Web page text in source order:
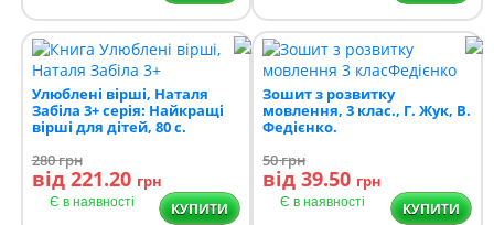
Улюблені вірші, Наталя
Забіла 3+ серія: Найкращі
вірші для дітей, 80 с.
280грн
від 221.20 грн
Є в наявності КУПИТИ
Зошит з розвитку
мовлення, 3 клас., Г. Жук, В.
Федієнко.
50грн
від 39.50 грн
Є в наявності КУПИТИ